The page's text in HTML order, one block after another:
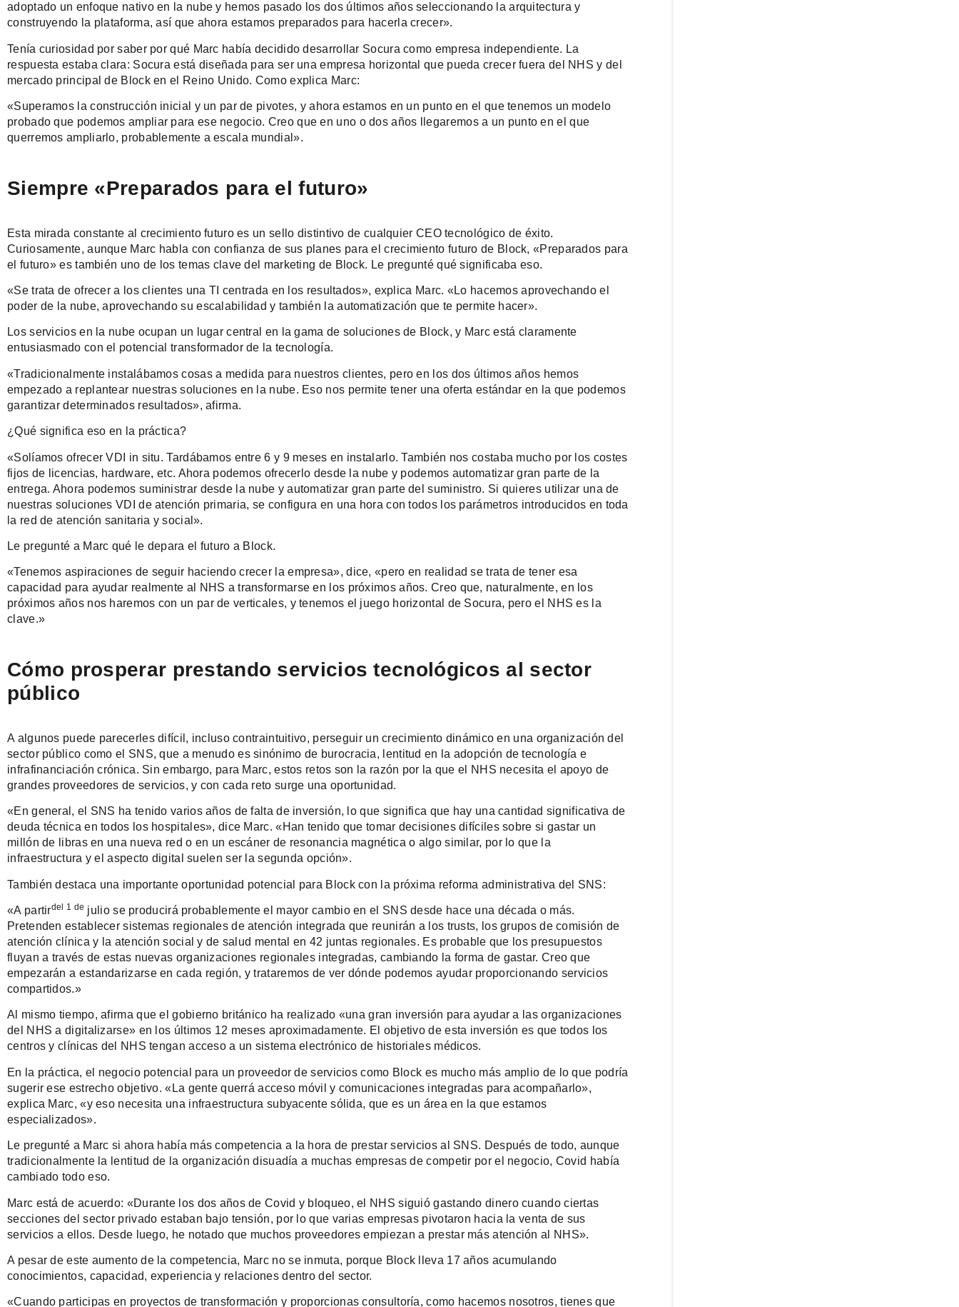
adoptado un enfoque nativo en la nube y hemos pasado los dos últimos años seleccionando la arquitectura y
construyendo la plataforma, así que ahora estamos preparados para hacerla crecer».
Tenía curiosidad por saber por qué Marc había decidido desarrollar Socura como empresa independiente. La
respuesta estaba clara: Socura está diseñada para ser una empresa horizontal que pueda crecer fuera del NHS y del
mercado principal de Block en el Reino Unido. Como explica Marc:
«Superamos la construcción inicial y un par de pivotes, y ahora estamos en un punto en el que tenemos un modelo
probado que podemos ampliar para ese negocio. Creo que en uno o dos años llegaremos a un punto en el que
querremos ampliarlo, probablemente a escala mundial».
Siempre «Preparados para el futuro»
Esta mirada constante al crecimiento futuro es un sello distintivo de cualquier CEO tecnológico de éxito.
Curiosamente, aunque Marc habla con confianza de sus planes para el crecimiento futuro de Block, «Preparados para
el futuro» es también uno de los temas clave del marketing de Block. Le pregunté qué significaba eso.
«Se trata de ofrecer a los clientes una TI centrada en los resultados», explica Marc. «Lo hacemos aprovechando el
poder de la nube, aprovechando su escalabilidad y también la automatización que te permite hacer».
Los servicios en la nube ocupan un lugar central en la gama de soluciones de Block, y Marc está claramente
entusiasmado con el potencial transformador de la tecnología.
«Tradicionalmente instalábamos cosas a medida para nuestros clientes, pero en los dos últimos años hemos
empezado a replantear nuestras soluciones en la nube. Eso nos permite tener una oferta estándar en la que podemos
garantizar determinados resultados», afirma.
¿Qué significa eso en la práctica?
«Solíamos ofrecer VDI in situ. Tardábamos entre 6 y 9 meses en instalarlo. También nos costaba mucho por los costes
fijos de licencias, hardware, etc. Ahora podemos ofrecerlo desde la nube y podemos automatizar gran parte de la
entrega. Ahora podemos suministrar desde la nube y automatizar gran parte del suministro. Si quieres utilizar una de
nuestras soluciones VDI de atención primaria, se configura en una hora con todos los parámetros introducidos en toda
la red de atención sanitaria y social».
Le pregunté a Marc qué le depara el futuro a Block.
«Tenemos aspiraciones de seguir haciendo crecer la empresa», dice, «pero en realidad se trata de tener esa
capacidad para ayudar realmente al NHS a transformarse en los próximos años. Creo que, naturalmente, en los
próximos años nos haremos con un par de verticales, y tenemos el juego horizontal de Socura, pero el NHS es la
clave.»
Cómo prosperar prestando servicios tecnológicos al sector
público
A algunos puede parecerles difícil, incluso contraintuitivo, perseguir un crecimiento dinámico en una organización del
sector público como el SNS, que a menudo es sinónimo de burocracia, lentitud en la adopción de tecnología e
infrafinanciación crónica. Sin embargo, para Marc, estos retos son la razón por la que el NHS necesita el apoyo de
grandes proveedores de servicios, y con cada reto surge una oportunidad.
«En general, el SNS ha tenido varios años de falta de inversión, lo que significa que hay una cantidad significativa de
deuda técnica en todos los hospitales», dice Marc. «Han tenido que tomar decisiones difíciles sobre si gastar un
millón de libras en una nueva red o en un escáner de resonancia magnética o algo similar, por lo que la
infraestructura y el aspecto digital suelen ser la segunda opción».
También destaca una importante oportunidad potencial para Block con la próxima reforma administrativa del SNS:
«A partirdel 1 de julio se producirá probablemente el mayor cambio en el SNS desde hace una década o más.
Pretenden establecer sistemas regionales de atención integrada que reunirán a los trusts, los grupos de comisión de
atención clínica y la atención social y de salud mental en 42 juntas regionales. Es probable que los presupuestos
fluyan a través de estas nuevas organizaciones regionales integradas, cambiando la forma de gastar. Creo que
empezarán a estandarizarse en cada región, y trataremos de ver dónde podemos ayudar proporcionando servicios
compartidos.»
Al mismo tiempo, afirma que el gobierno británico ha realizado «una gran inversión para ayudar a las organizaciones
del NHS a digitalizarse» en los últimos 12 meses aproximadamente. El objetivo de esta inversión es que todos los
centros y clínicas del NHS tengan acceso a un sistema electrónico de historiales médicos.
En la práctica, el negocio potencial para un proveedor de servicios como Block es mucho más amplio de lo que podría
sugerir ese estrecho objetivo. «La gente querrá acceso móvil y comunicaciones integradas para acompañarlo»,
explica Marc, «y eso necesita una infraestructura subyacente sólida, que es un área en la que estamos
especializados».
Le pregunté a Marc si ahora había más competencia a la hora de prestar servicios al SNS. Después de todo, aunque
tradicionalmente la lentitud de la organización disuadía a muchas empresas de competir por el negocio, Covid había
cambiado todo eso.
Marc está de acuerdo: «Durante los dos años de Covid y bloqueo, el NHS siguió gastando dinero cuando ciertas
secciones del sector privado estaban bajo tensión, por lo que varias empresas pivotaron hacia la venta de sus
servicios a ellos. Desde luego, he notado que muchos proveedores empiezan a prestar más atención al NHS».
A pesar de este aumento de la competencia, Marc no se inmuta, porque Block lleva 17 años acumulando
conocimientos, capacidad, experiencia y relaciones dentro del sector.
«Cuando participas en proyectos de transformación y proporcionas consultoría, como hacemos nosotros, tienes que